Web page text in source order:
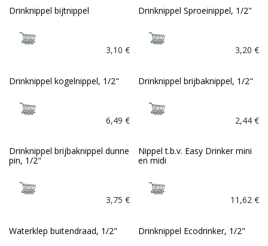
Drinknippel bijtnippel
3,10 €
Drinknippel Sproeinippel, 1/2"
3,20 €
Drinknippel kogelnippel, 1/2"
6,49 €
Drinknippel brijbaknippel, 1/2"
2,44 €
Drinknippel brijbaknippel dunne
pin, 1/2"
3,75 €
Nippel t.b.v. Easy Drinker mini
en midi
11,62 €
Waterklep buitendraad, 1/2" Drinknippel Ecodrinker, 1/2"